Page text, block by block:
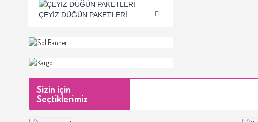
ÇEYIZ DÜĞÜN PAKETLERI
Sizin için
Seçtiklerimiz